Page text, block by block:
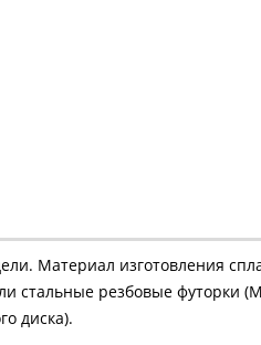
Материал изготовления
стальные резбовые футорки
диска).